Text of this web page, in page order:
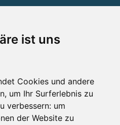
ist uns
Cookies und andere
um Ihr Surferlebnis zu
verbessern: um
der Website zu